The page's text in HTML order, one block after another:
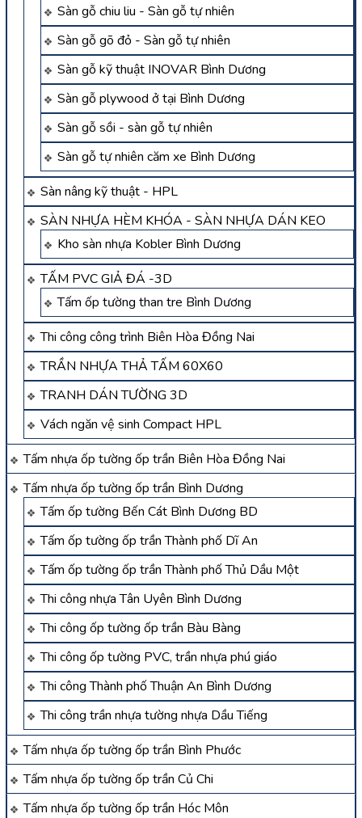
Sàn gỗ chiu liu - Sàn gỗ tự nhiên
Sàn gỗ gõ đỏ - Sàn gỗ tự nhiên
Sàn gỗ kỹ thuật INOVAR Bình Dương
Sàn gỗ plywood ở tại Bình Dương
Sàn gỗ sồi - sàn gỗ tự nhiên
Sàn gỗ tự nhiên căm xe Bình Dương
Sàn nâng kỹ thuật - HPL
SÀN NHỰA HÈM KHÓA - SÀN NHỰA DÁN KEO
Kho sàn nhựa Kobler Bình Dương
TẤM PVC GIẢ ĐÁ -3D
Tấm ốp tường than tre Bình Dương
Thi công công trình Biên Hòa Đồng Nai
TRẦN NHỰA THẢ TẤM 60X60
TRANH DÁN TƯỜNG 3D
Vách ngăn vệ sinh Compact HPL
Tấm nhựa ốp tường ốp trần Biên Hòa Đồng Nai
Tấm nhựa ốp tường ốp trần Bình Dương
Tấm ốp tường Bến Cát Bình Dương BD
Tấm ốp tường ốp trần Thành phố Dĩ An
Tấm ốp tường ốp trần Thành phố Thủ Dầu Một
Thi công nhựa Tân Uyên Bình Dương
Thi công ốp tường ốp trần Bàu Bàng
Thi công ốp tường PVC, trần nhựa phú giáo
Thi công Thành phố Thuận An Bình Dương
Thi công trần nhựa tường nhựa Dầu Tiếng
Tấm nhựa ốp tường ốp trần Bình Phước
Tấm nhựa ốp tường ốp trần Củ Chi
Tấm nhựa ốp tường ốp trần Hóc Môn